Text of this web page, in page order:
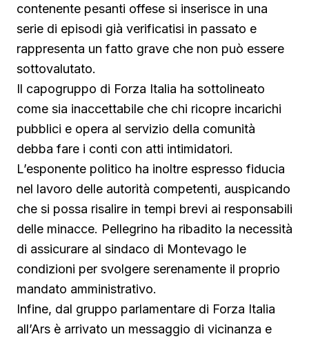
contenente pesanti offese si inserisce in una
serie di episodi già verificatisi in passato e
rappresenta un fatto grave che non può essere
sottovalutato.
Il capogruppo di Forza Italia ha sottolineato
come sia inaccettabile che chi ricopre incarichi
pubblici e opera al servizio della comunità
debba fare i conti con atti intimidatori.
L’esponente politico ha inoltre espresso fiducia
nel lavoro delle autorità competenti, auspicando
che si possa risalire in tempi brevi ai responsabili
delle minacce. Pellegrino ha ribadito la necessità
di assicurare al sindaco di Montevago le
condizioni per svolgere serenamente il proprio
mandato amministrativo.
Infine, dal gruppo parlamentare di Forza Italia
all’Ars è arrivato un messaggio di vicinanza e